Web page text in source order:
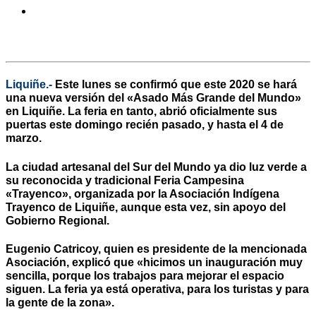
Liquiñe.- Este lunes se confirmó que este 2020 se hará
una nueva versión del «Asado Más Grande del Mundo»
en Liquiñe. La feria en tanto, abrió oficialmente sus
puertas este domingo recién pasado, y hasta el 4 de
marzo.
La ciudad artesanal del Sur del Mundo ya dio luz verde a
su reconocida y tradicional Feria Campesina
«Trayenco», organizada por la Asociación Indígena
Trayenco de Liquiñe, aunque esta vez, sin apoyo del
Gobierno Regional.
Eugenio Catricoy, quien es presidente de la mencionada
Asociación, explicó que «hicimos un inauguración muy
sencilla, porque los trabajos para mejorar el espacio
siguen. La feria ya está operativa, para los turistas y para
la gente de la zona».